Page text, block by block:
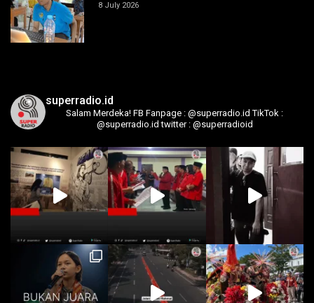
8 July 2026
superradio.id
Salam Merdeka! FB Fanpage : @superradio.id TikTok :
@superradio.id twitter : @superradioid